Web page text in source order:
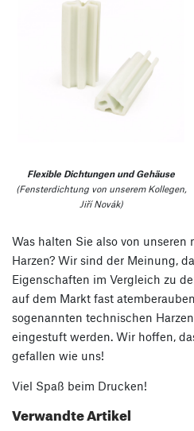
Flexible Dichtungen und Gehäuse
(Fensterdichtung von unserem Kollegen,
Jiří Novák)
Was halten Sie also von unseren
Harzen? Wir sind der Meinung,
Eigenschaften im Vergleich zu
auf dem Markt fast
sogenannten technischen
eingestuft werden. Wir hoffen,
gefallen wie uns!
Viel Spaß beim Drucken!
Verwandte Artikel